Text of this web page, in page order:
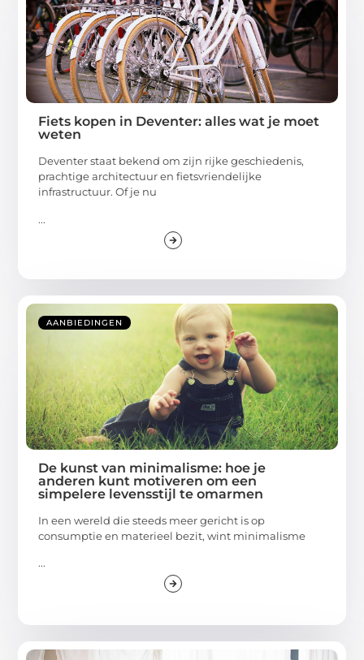
Fiets kopen in Deventer: alles wat je moet
weten
Deventer staat bekend om zijn rijke geschiedenis,
prachtige architectuur en fietsvriendelijke
infrastructuur. Of je nu
...
AANBIEDINGEN
De kunst van minimalisme: hoe je
anderen kunt motiveren om een
simpelere levensstijl te omarmen
In een wereld die steeds meer gericht is op
consumptie en materieel bezit, wint minimalisme
...